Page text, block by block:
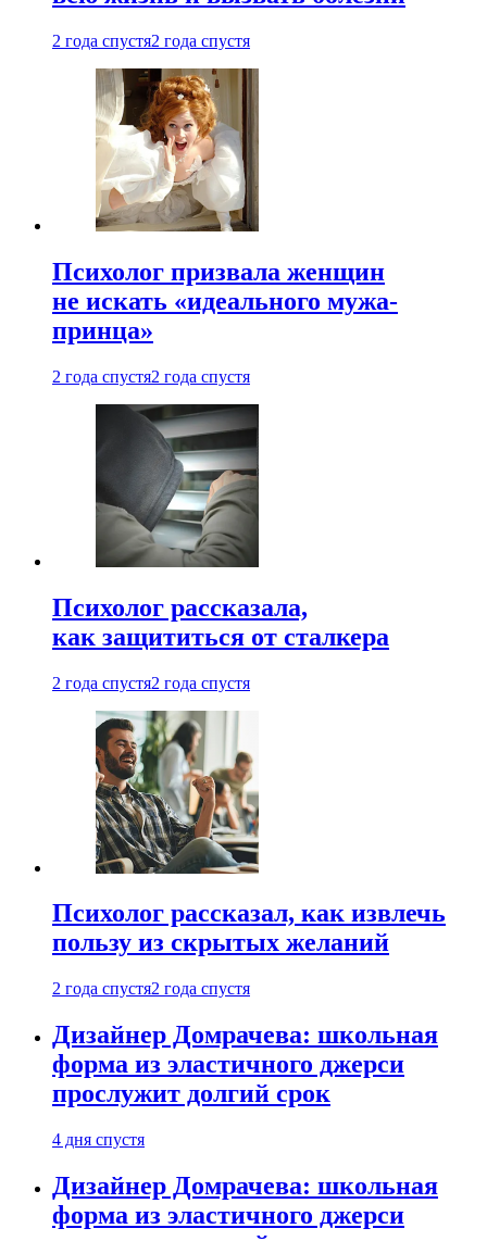
2 года спустя2 года спустя
Психолог призвала женщин
не искать «идеального мужа-
принца»
2 года спустя2 года спустя
Психолог рассказала,
как защититься от сталкера
2 года спустя2 года спустя
Психолог рассказал, как извлечь
пользу из скрытых желаний
2 года спустя2 года спустя
Дизайнер Домрачева: школьная
форма из эластичного джерси
прослужит долгий срок
4 дня спустя
Дизайнер Домрачева: школьная
форма из эластичного джерси